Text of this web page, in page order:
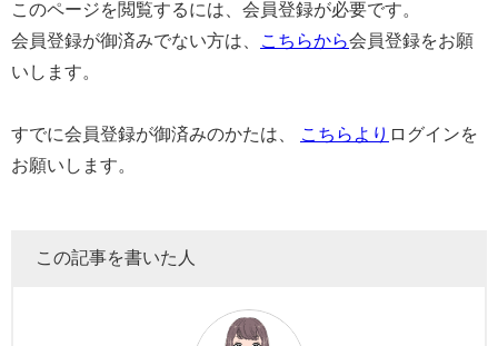
このページを閲覧するには、会員登録が必要です。
会員登録が御済みでない方は、
こちらから会員登録をお願
いします。
すでに会員登録が御済みのかたは、 こちらより ログインを
お願いします。
この記事を書いた人